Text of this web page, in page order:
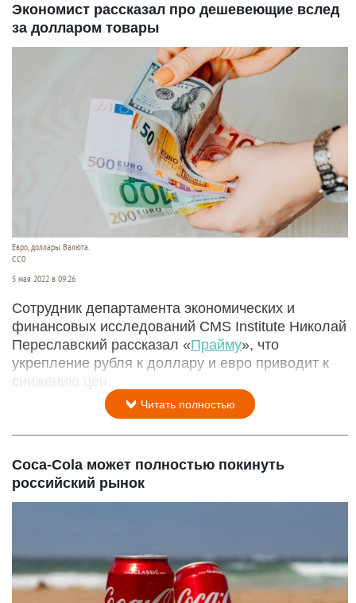
Экономист рассказал про дешевеющие вслед
за долларом товары
Евро, доллары. Валюта.
CC0
5 мая 2022 в 09:26
Сотрудник департамента экономических и
финансовых исследований CMS Institute Николай
Переславский рассказал «Прайму», что
укрепление рубля к доллару и евро приводит к
снижению цен.
Читать полностью
Coca-Cola может полностью покинуть
российский рынок